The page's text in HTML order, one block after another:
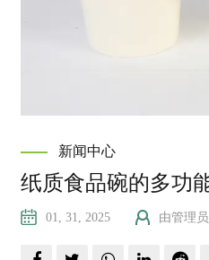
新闻中心
01, 31, 2025 由管理员